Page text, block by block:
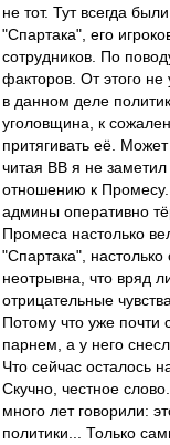
не тот. Тут всегда
"Спартака", его
сотрудников. По
факторов. От этого
в данном деле
уголовщина, к
притягивать её.
читая ВВ я не заметил
отношению к
админы оперативно
Промеса настолько
"Спартака",
неотрывна, что вряд
отрицательные
Потому что уже почти
парнем, а у него
Что сейчас осталось
Скучно, честное
много лет говорили:
политики... Только